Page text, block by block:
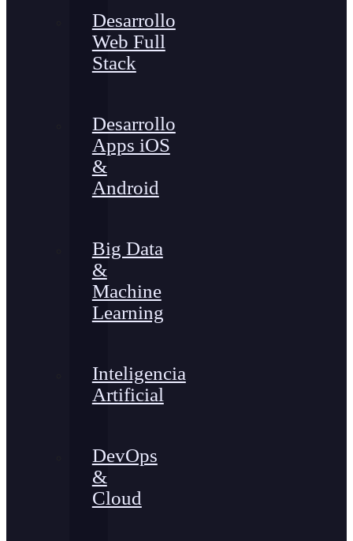
Desarrollo
Web Full
Stack
Desarrollo
Apps iOS
&
Android
Big Data
&
Machine
Learning
Inteligencia
Artificial
DevOps
&
Cloud